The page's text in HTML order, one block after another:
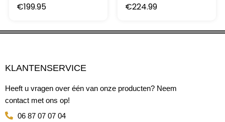
€199.95 €224.99
KLANTENSERVICE
Heeft u vragen over één van onze producten? Neem
contact met ons op!
06 87 07 07 04